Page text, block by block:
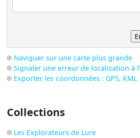
Naviguer sur une carte plus grande
Signaler une erreur de localisation à
Exporter les coordonnées : GPS, KML
Collections
Les Explorateurs de Lure